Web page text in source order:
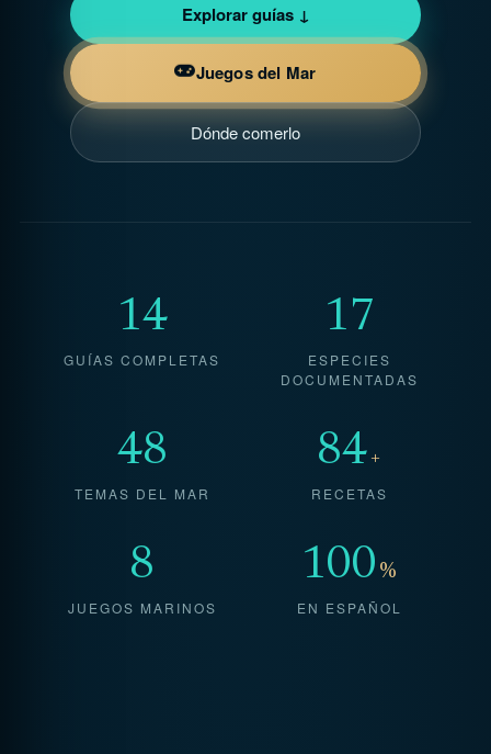
Explorar guías ↓
Juegos del Mar
Dónde comerlo
14
GUÍAS COMPLETAS
17
ESPECIES
DOCUMENTADAS
48
TEMAS DEL MAR
84 +
RECETAS
8
JUEGOS MARINOS
100 %
EN ESPAÑOL